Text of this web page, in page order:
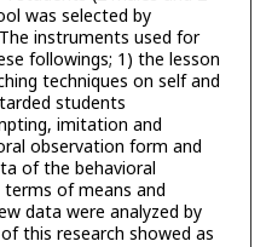
was selected by
instruments used for
followings; 1) the lesson
techniques on self and
students
imitation and
observation form and
of the behavioral
of means and
data were analyzed by
this research showed as